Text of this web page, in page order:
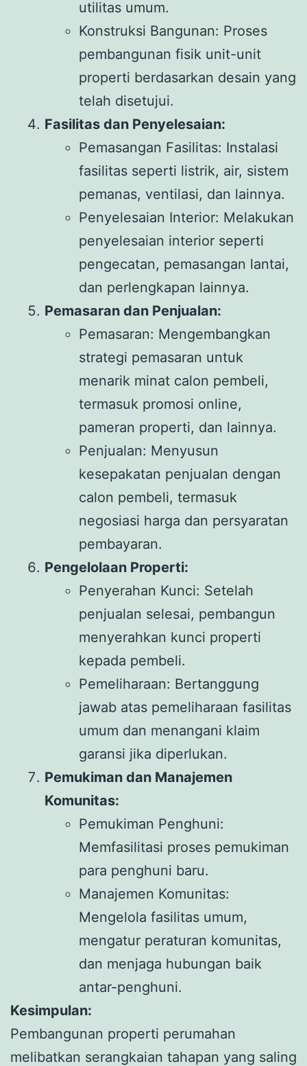
utilitas umum.
Konstruksi Bangunan: Proses
pembangunan fisik unit-unit
properti berdasarkan desain yang
telah disetujui.
Fasilitas dan Penyelesaian:
Pemasangan Fasilitas: Instalasi
fasilitas seperti listrik, air, sistem
pemanas, ventilasi, dan lainnya.
Penyelesaian Interior: Melakukan
penyelesaian interior seperti
pengecatan, pemasangan lantai,
dan perlengkapan lainnya.
Pemasaran dan Penjualan:
Pemasaran: Mengembangkan
strategi pemasaran untuk
menarik minat calon pembeli,
termasuk promosi online,
pameran properti, dan lainnya.
Penjualan: Menyusun
kesepakatan penjualan dengan
calon pembeli, termasuk
negosiasi harga dan persyaratan
pembayaran.
Pengelolaan Properti:
Penyerahan Kunci: Setelah
penjualan selesai, pembangun
menyerahkan kunci properti
kepada pembeli.
Pemeliharaan: Bertanggung
jawab atas pemeliharaan fasilitas
umum dan menangani klaim
garansi jika diperlukan.
Pemukiman dan Manajemen
Komunitas:
Pemukiman Penghuni:
Memfasilitasi proses pemukiman
para penghuni baru.
Manajemen Komunitas:
Mengelola fasilitas umum,
mengatur peraturan komunitas,
dan menjaga hubungan baik
antar-penghuni.
Kesimpulan:
Pembangunan properti perumahan
melibatkan serangkaian tahapan yang saling